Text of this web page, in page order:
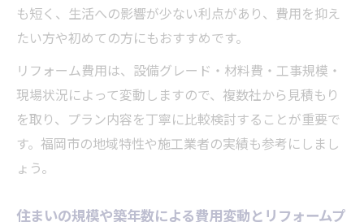
違いとは
部分改修なら100万円でどこまで可能か解説
100万円リフォームプランで優先すべき工事
範囲
コストを抑えたリフォームプランの工夫と
実例紹介
も短く、生活への影響が少ない利点があり、費用を抑え
たい方や初めての方にもおすすめです。
リフォーム費用は、設備グレード・材料費・工事規模・
現場状況によって変動しますので、複数社から見積もり
を取り、プラン内容を丁寧に比較検討することが重要で
す。福岡市の地域特性や施工業者の実績も参考にしまし
ょう。
住まいの規模や築年数による費用変動とリフォームプ